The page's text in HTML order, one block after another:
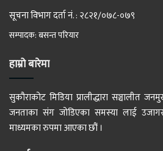
सूचना विभाग दर्ता नं. : २८२१/०७८-०७९
सम्पादक: बसन्त परियार
हाम्रो बारेमा
सुकौराकोट मिडिया प्रालीद्धारा सञ्चालीत
जनताका संग जोडिएका समस्या लाई
माध्यमका रुपमा आएका छौं ।